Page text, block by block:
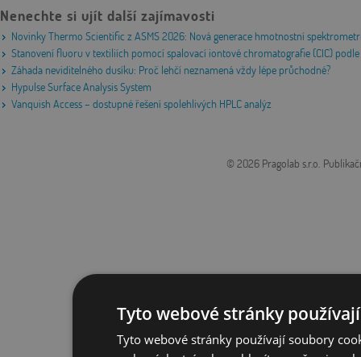
Nenechte si ujít další zajímavosti
Novinky Thermo Scientific z ASMS 2026: Nová generace hmotnostní
Stanovení fluoru v textiliích pomocí spalovací iontové chromatografie (CIC)
Záhada neviditelného dusíku: Proč lehčí neznamená vždy lépe průchodné?
Hypulse Surface Analysis System
Vanquish Access – dostupné řešení spolehlivých HPLC analýz
© 2026 Pragolab s.r.o.
Tyto webové stránky
Tyto webové stránky používají soubory